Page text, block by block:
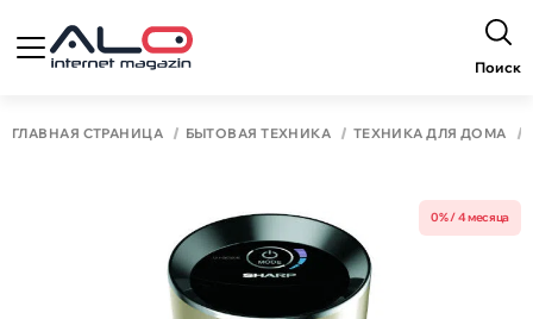
Поиск
ГЛАВНАЯ СТРАНИЦА БЫТОВАЯ ТЕХНИКА ТЕХНИКА ДЛЯ ДОМА
0% / 4 месяца